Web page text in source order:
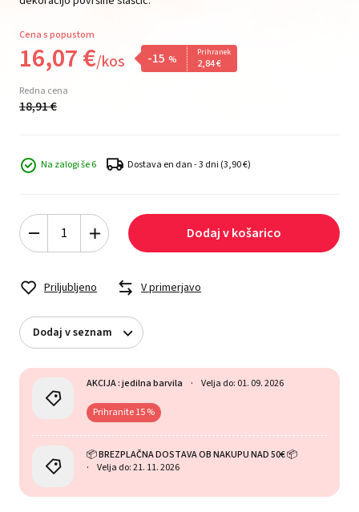
Cena s popustom
16,07€/kos -15 %
Prihranek
2,84€
Redna cena
18,91€
Na zalogi še 6 Dostava en dan - 3 dni (3,90 €)
Dodaj v košarico
Priljubljeno V primerjavo
Dodaj v seznam
AKCIJA : jedilna barvila Velja do: 01. 09. 2026
Prihranite 15 %
📦 BREZPLAČNA DOSTAVA OB NAKUPU NAD 50€ 📦
Velja do: 21. 11. 2026